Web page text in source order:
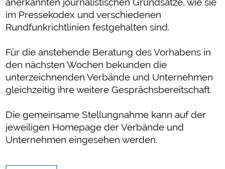
im Pressekodex und verschiedenen
Rundfunkrichtlinien festgehalten sind.
Für die anstehende Beratung des Vorhabens in
den nächsten Wochen bekunden die
unterzeichnenden Verbände und Unternehmen
gleichzeitig ihre weitere Gesprächsbereitschaft.
Die gemeinsame Stellungnahme kann auf der
jeweiligen Homepage der Verbände und
Unternehmen eingesehen werden.